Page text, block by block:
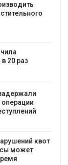
20 раз
квот
может